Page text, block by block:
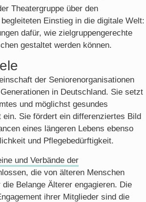
Theatergruppe über den
Einstieg in die digitale Welt:
dafür, wie zielgruppengerechte
gestaltet werden können.
der Seniorenorganisationen
in Deutschland. Sie setzt
und möglichst gesundes
Sie fördert ein differenziertes Bild
eines längeren Lebens ebenso
und Pflegebedürftigkeit.
und Verbände der
die von älteren Menschen
Belange Älterer engagieren. Die
ihrer Mitglieder sind die